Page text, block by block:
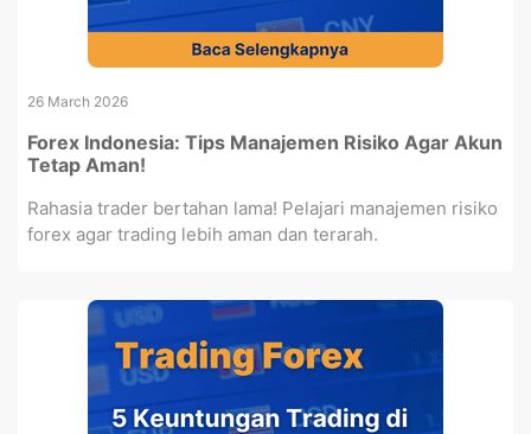
26 March 2026
Forex Indonesia: Tips Manajemen Risiko Agar Akun
Tetap Aman!
Rahasia trader bertahan lama! Pelajari manajemen risiko
forex agar trading lebih aman dan terarah.